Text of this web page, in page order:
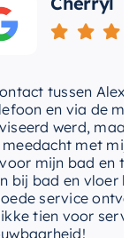
merk dat
en hoge
van
tussen Alex en
en via de mail,
werd, maar
met mij.
mijn bad en
bad en vloer
service
tien voor